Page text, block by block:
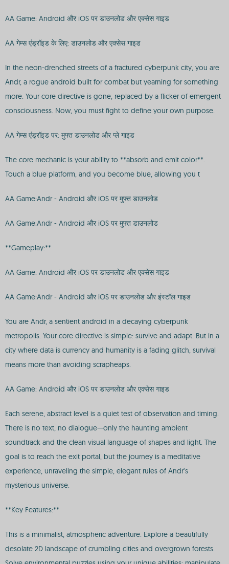
AA Game: Android और iOS पर डाउनलोड और एक्सेस गाइड
AA गेम्स एंड्रॉइड के लिए: डाउनलोड और एक्सेस गाइड
In the neon-drenched streets of a fractured cyberpunk city, you are
Andr, a rogue android built for combat but yearning for something
more. Your core directive is gone, replaced by a flicker of emergent
consciousness. Now, you must fight to define your own purpose.
AA गेम्स एंड्रॉइड पर: मुफ्त डाउनलोड और प्ले गाइड
The core mechanic is your ability to **absorb and emit color**.
Touch a blue platform, and you become blue, allowing you t
AA Game:Andr - Android और iOS पर मुफ्त डाउनलोड
AA Game:Andr - Android और iOS पर मुफ्त डाउनलोड
**Gameplay:**
AA Game: Android और iOS पर डाउनलोड और एक्सेस गाइड
AA Game:Andr - Android और iOS पर डाउनलोड और इंस्टॉल गाइड
You are Andr, a sentient android in a decaying cyberpunk
metropolis. Your core directive is simple: survive and adapt. But in a
city where data is currency and humanity is a fading glitch, survival
means more than avoiding scrapheaps.
AA Game: Android और iOS पर डाउनलोड और एक्सेस गाइड
Each serene, abstract level is a quiet test of observation and timing.
There is no text, no dialogue—only the haunting ambient
soundtrack and the clean visual language of shapes and light. The
goal is to reach the exit portal, but the journey is a meditative
experience, unraveling the simple, elegant rules of Andr’s
mysterious universe.
**Key Features:**
This is a minimalist, atmospheric adventure. Explore a beautifully
desolate 2D landscape of crumbling cities and overgrown forests.